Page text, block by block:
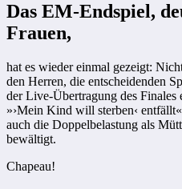
Das EM-Endspiel,
Frauen,
hat es wieder einmal gezeigt:
den Herren, die entscheidenden
der Live-Übertragung des Finales
»›Mein Kind will sterben‹
auch die Doppelbelastung als
bewältigt.
Chapeau!